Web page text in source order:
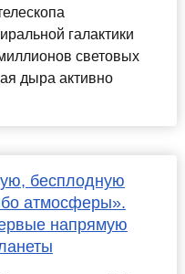
галактики
световых
дыра активно
бесплодную
атмосферы».
напрямую